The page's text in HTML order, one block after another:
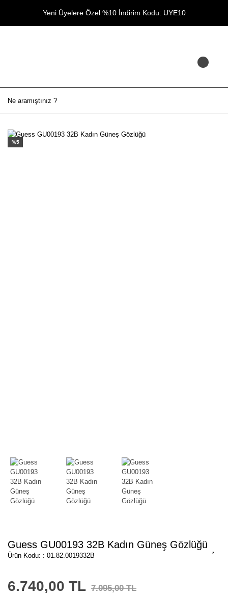
Yeni Üyelere Özel %10 İndirim Kodu: UYE10
%5
Guess GU00193 32B Kadın Güneş Gözlüğü
Ürün Kodu: : 01.82.0019332B
6.740,00 TL 7.095,00 TL